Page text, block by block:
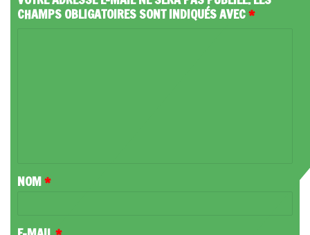
CHAMPS OBLIGATOIRES SONT INDIQUÉS AVEC*
A
R
NOM*